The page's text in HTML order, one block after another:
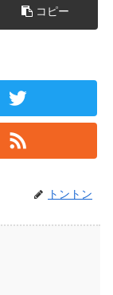
コピー
トントン